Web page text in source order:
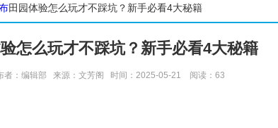
田园体验怎么玩才不踩坑？新手必看4大秘籍
怎么玩才不踩坑？新手必看4大秘籍
者：编辑部 来源：文芳阁 时间：2025-05-21 阅读： 63